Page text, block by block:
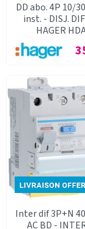
DD abo. 4P 10/
inst. - DISJ.
HAGER
Inter dif 3P+N
AC BD -